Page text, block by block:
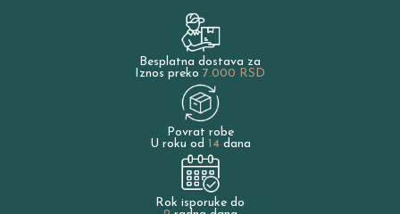
Besplatna dostava za
Iznos preko 7.000 RSD
Povrat robe
U roku od 14dana
Rok isporuke do